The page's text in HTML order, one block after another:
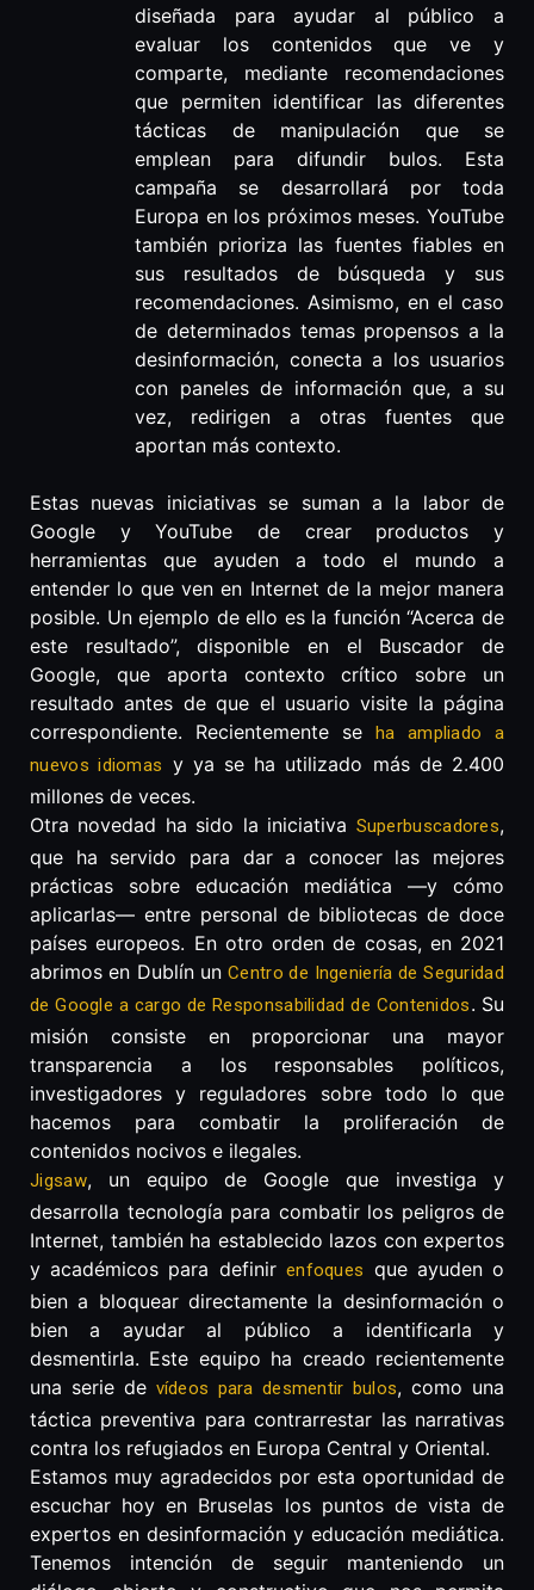
diseñada para ayudar al público a
evaluar los contenidos que ve y
comparte, mediante recomendaciones
que permiten identificar las diferentes
tácticas de manipulación que se
emplean para difundir bulos. Esta
campaña se desarrollará por toda
Europa en los próximos meses. YouTube
también prioriza las fuentes fiables en
sus resultados de búsqueda y sus
recomendaciones. Asimismo, en el caso
de determinados temas propensos a la
desinformación, conecta a los usuarios
con paneles de información que, a su
vez, redirigen a otras fuentes que
aportan más contexto.
Estas nuevas iniciativas se suman a la labor de
Google y YouTube de crear productos y
herramientas que ayuden a todo el mundo a
entender lo que ven en Internet de la mejor manera
posible. Un ejemplo de ello es la función “Acerca de
este resultado”, disponible en el Buscador de
Google, que aporta contexto crítico sobre un
resultado antes de que el usuario visite la página
correspondiente. Recientemente seha ampliado a
nuevos idiomas y ya se ha utilizado más de 2.400
millones de veces.
Otra novedad ha sido la iniciativa Superbuscadores,
que ha servido para dar a conocer las mejores
prácticas sobre educación mediática —y cómo
aplicarlas— entre personal de bibliotecas de doce
países europeos. En otro orden de cosas, en 2021
abrimos en Dublín unCentro de Ingeniería de Seguridad
de Google a cargo de Responsabilidad de Contenidos. Su
misión consiste en proporcionar una mayor
transparencia a los responsables políticos,
investigadores y reguladores sobre todo lo que
hacemos para combatir la proliferación de
contenidos nocivos e ilegales.
Jigsaw, un equipo de Google que investiga y
desarrolla tecnología para combatir los peligros de
Internet, también ha establecido lazos con expertos
y académicos para definir enfoques que ayuden o
bien a bloquear directamente la desinformación o
bien a ayudar al público a identificarla y
desmentirla. Este equipo ha creado recientemente
una serie de vídeos para desmentir bulos, como una
táctica preventiva para contrarrestar las narrativas
contra los refugiados en Europa Central y Oriental.
Estamos muy agradecidos por esta oportunidad de
escuchar hoy en Bruselas los puntos de vista de
expertos en desinformación y educación mediática.
Tenemos intención de seguir manteniendo un